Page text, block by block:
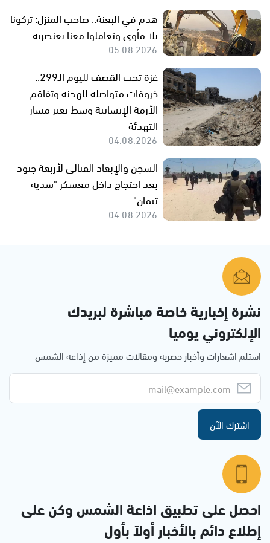
هدم في البعنة.. صاحب المنزل: تركونا
بلا مأوى وتعاملوا معنا بعنصرية
05.08.2026
غزة تحت القصف لليوم الـ299..
خروقات متواصلة للهدنة وتفاقم
الأزمة الإنسانية وسط تعثر مسار
التهدئة
04.08.2026
السجن والإبعاد القتالي لأربعة جنود
بعد احتجاج داخل معسكر "سديه
تيمان"
04.08.2026
نشرة إخبارية خاصة مباشرة لبريدك
الإلكتروني يوميا
استلم اشعارات وأخبار حصرية ومقالات مميزة من إذاعة الشمس
اشترك الآن
احصل على تطبيق اذاعة الشمس وكن على
إطلاع دائم بالأخبار أولاً بأول